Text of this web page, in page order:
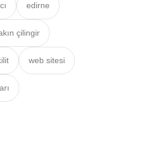
edirne
çilingir
web sitesi